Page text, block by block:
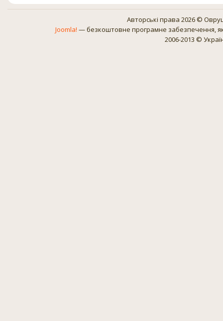
Авторські права 2026 ©
Joomla! — безкоштовне програмне забезпечення,
2006-2013 ©